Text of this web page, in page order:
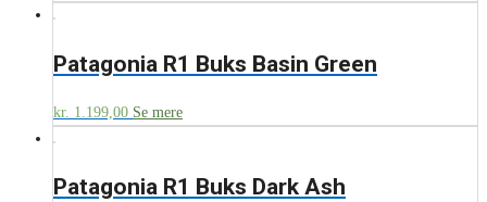
Patagonia R1 Buks Basin Green
kr. 1.199,00 Se mere
Patagonia R1 Buks Dark Ash